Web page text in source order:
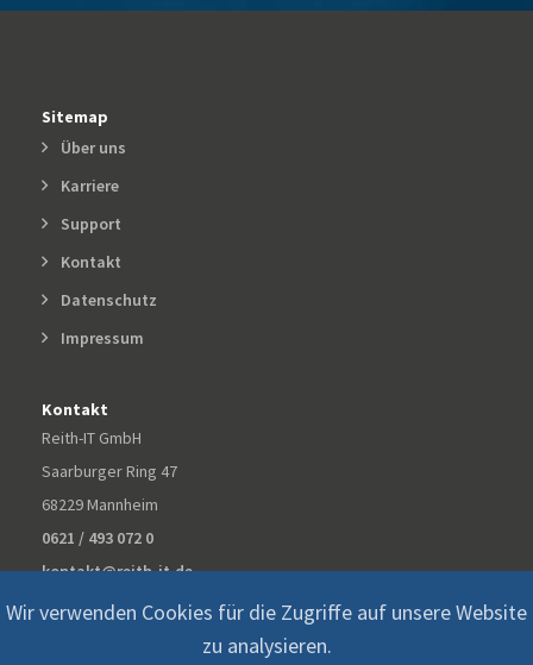
Sitemap
Über uns
Karriere
Support
Kontakt
Datenschutz
Impressum
Kontakt
Reith-IT GmbH
Saarburger Ring 47
68229 Mannheim
0621 / 493 072 0
kontakt@reith-it.de
Wir verwenden Cookies für die Zugriffe auf unsere Website
zu analysieren.